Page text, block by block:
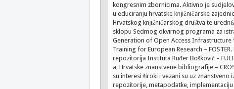
kongresnim zbornicima. Aktivno je
u educiranju hrvatske knjižničarske
Hrvatskog knjižničarskog društva te
sklopu Sedmog okvirnog programa za
Generation of Open Access Infrastructure
Training for European Research –
repozitorija Instituta Ruđer Bošković –
a, Hrvatske znanstvene bibliografije –
su interesi široki i vezani su uz
repozitorije, metapodatke,